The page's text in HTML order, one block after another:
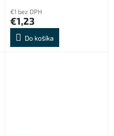
€1 bez DPH
€1,23
Do košíka